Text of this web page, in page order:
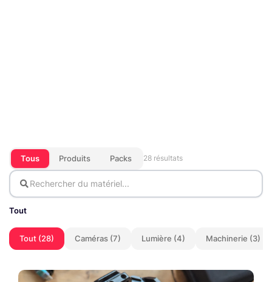
Tous Produits Packs 28 résultats
Tout
Tout (28) Caméras (7) Lumière (4) Machinerie (3)